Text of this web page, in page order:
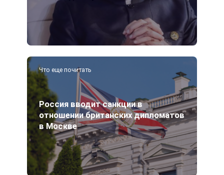
Что еще почитать
Россия вводит санкции в
отношении британских дипломатов
в Москве